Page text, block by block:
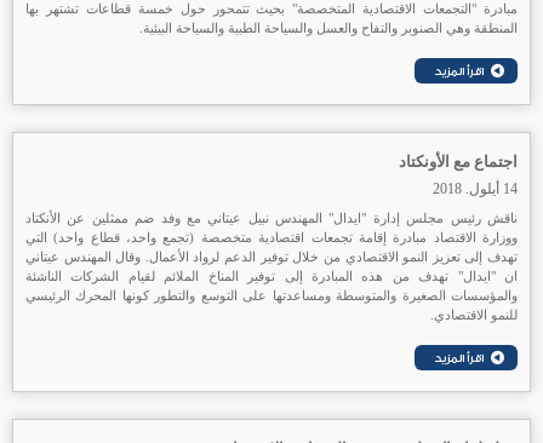
مبادرة "التجمعات الاقتصادية المتخصصة" بحيث تتمحور حول خمسة قطاعات تشتهر بها
المنطقة وهي الصنوبر والتفاح والعسل والسياحة الطبية والسياحة البيئية.
اجتماع مع الأونكتاد
14 أيلول. 2018
ناقش رئيس مجلس إدارة "ايدال" المهندس نبيل عيتاني مع وفد ضم ممثلين عن الأنكتاد
ووزارة الاقتصاد مبادرة إقامة تجمعات اقتصادية متخصصة (تجمع واحد، قطاع واحد) التي
تهدف إلى تعزيز النمو الاقتصادي من خلال توفير الدعم لرواد الأعمال. وقال المهندس عيتاني
ان "ايدال" تهدف من هذه المبادرة إلى توفير المناخ الملائم لقيام الشركات الناشئة
والمؤسسات الصغيرة والمتوسطة ومساعدتها على التوسع والتطور كونها المحرك الرئيسي
للنمو الاقتصادي.